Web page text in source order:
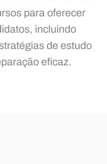
para oferecer
incluindo
de estudo
eficaz.